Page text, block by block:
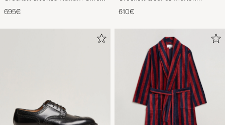
Black Calf
695€
Chukka Black Rough-Out Suede
610€